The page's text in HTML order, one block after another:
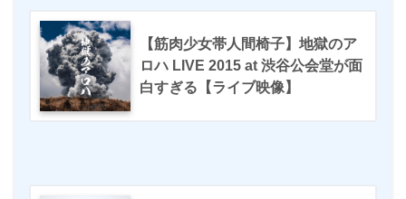
【筋肉少女帯人間椅子】地獄のア
ロハ LIVE 2015 at 渋谷公会堂が面
白すぎる【ライブ映像】